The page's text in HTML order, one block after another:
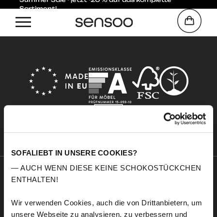
SOFALIEBT IN UNSERE COOKIES?
— AUCH WENN DIESE KEINE SCHOKOSTÜCKCHEN
ENTHALTEN!
Wir verwenden Cookies, auch die von Drittanbietern, um
unsere Webseite zu analysieren, zu verbessern und
Sortiment!
Sensoo
Über uns
Komfort
Service
Stoffmuster